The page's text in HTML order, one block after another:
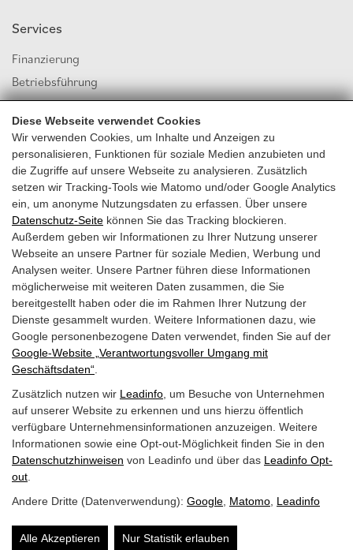
Diese Webseite verwendet Cookies
Wir verwenden Cookies, um Inhalte und Anzeigen zu
personalisieren, Funktionen für soziale Medien anzubieten und
die Zugriffe auf unsere Webseite zu analysieren. Zusätzlich
setzen wir Tracking-Tools wie Matomo und/oder Google Analytics
ein, um anonyme Nutzungsdaten zu erfassen. Über unsere
Datenschutz-Seite können Sie das Tracking blockieren.
Außerdem geben wir Informationen zu Ihrer Nutzung unserer
Webseite an unsere Partner für soziale Medien, Werbung und
Analysen weiter. Unsere Partner führen diese Informationen
möglicherweise mit weiteren Daten zusammen, die Sie
bereitgestellt haben oder die im Rahmen Ihrer Nutzung der
Dienste gesammelt wurden. Weitere Informationen dazu, wie
Google personenbezogene Daten verwendet, finden Sie auf der
Google‑Website „Verantwortungsvoller Umgang mit
Geschäftsdaten“
Zusätzlich nutzen wir Leadinfo , um Besuche von Unternehmen
auf unserer Website zu erkennen und uns hierzu öffentlich
verfügbare Unternehmensinformationen anzuzeigen. Weitere
Informationen sowie eine Opt-out-Möglichkeit finden Sie in den
Datenschutzhinweisen von Leadinfo und über das Leadinfo Opt-
out
Andere Dritte (Datenverwendung): Google Matomo Leadinfo
Alle Akzeptieren Nur Statistik erlauben
Services
Finanzierung
Betriebsführung
Energiegemeinschaft
Versicherung
Contracting
Potentialanalyse
Webinare
Karriere
Kontakt
E:info@efabrik.at
T:+43 664 158 4991
Büro Salzburg
Gewerbegebiet S 4/1
5204 Straßwalchen
AGB Datenschutz Impressum